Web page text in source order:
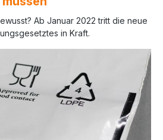
Ab Januar 2022 tritt die neue
in Kraft.